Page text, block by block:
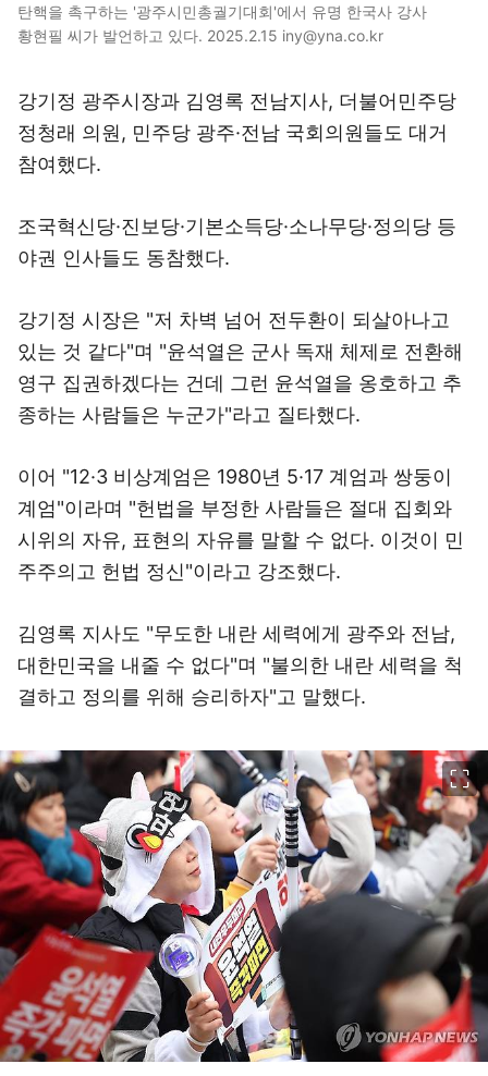
탄핵을 촉구하는 '광주시민총궐기대회'에서 유명 한국사 강사
황현필 씨가 발언하고 있다. 2025.2.15 iny@yna.co.kr
강기정 광주시장과 김영록 전남지사, 더불어민주당
정청래 의원, 민주당 광주·전남 국회의원들도 대거
참여했다.
조국혁신당·진보당·기본소득당·소나무당·정의당 등
야권 인사들도 동참했다.
강기정 시장은 "저 차벽 넘어 전두환이 되살아나고
있는 것 같다"며 "윤석열은 군사 독재 체제로 전환해
영구 집권하겠다는 건데 그런 윤석열을 옹호하고 추
종하는 사람들은 누군가"라고 질타했다.
이어 "12·3 비상계엄은 1980년 5·17 계엄과 쌍둥이
계엄"이라며 "헌법을 부정한 사람들은 절대 집회와
시위의 자유, 표현의 자유를 말할 수 없다. 이것이 민
주주의고 헌법 정신"이라고 강조했다.
김영록 지사도 "무도한 내란 세력에게 광주와 전남,
대한민국을 내줄 수 없다"며 "불의한 내란 세력을 척
결하고 정의를 위해 승리하자"고 말했다.